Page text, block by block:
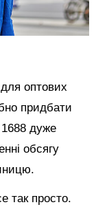
оптових
придбати
1688 дуже
обсягу
так просто.